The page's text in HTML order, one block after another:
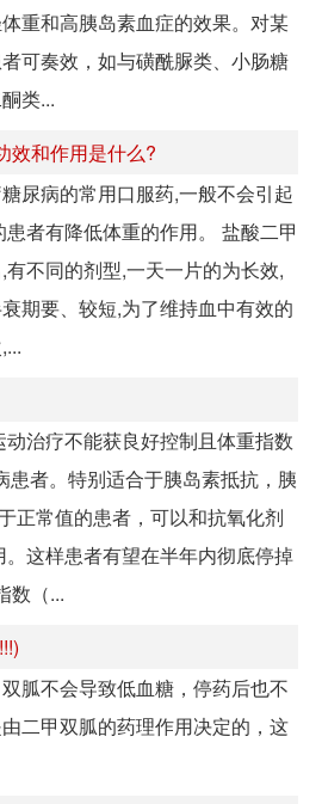
重和高胰岛素血症的效果。对某
可奏效，如与磺酰脲类、小肠糖
类...
效和作用是什么?
尿病的常用口服药,一般不会引起
者有降低体重的作用。 盐酸二甲
不同的剂型,一天一片的为长效,
期要、较短,为了维持血中有效的
治疗不能获良好控制且体重指数
患者。特别适合于胰岛素抵抗，胰
正常值的患者，可以和抗氧化剂
这样患者有望在半年内彻底停掉
数（...
胍不会导致低血糖，停药后也不
二甲双胍的药理作用决定的，这